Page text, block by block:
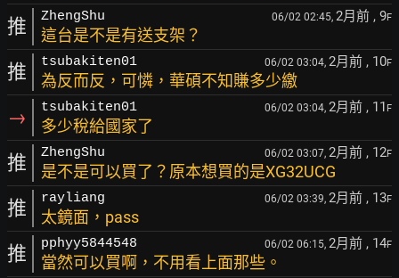
推 ZhengShu 06/02 02:45, 2月前 , 9F
這台是不是有送支架？
推 tsubakiten01 06/02 03:04, 2月前 , 10F
為反而反，可憐，華碩不知賺多少繳
→ tsubakiten01 06/02 03:04, 2月前 , 11 F
多少稅給國家了
推 ZhengShu 06/02 03:07, 2月前 , 12F
是不是可以買了？原本想買的是XG32UCG
推 rayliang 06/02 03:39, 2月前 , 13F
太鏡面，pass
推 pphyy5844548 06/02 06:15, 2月前 , 14F
當然可以買啊，不用看上面那些。